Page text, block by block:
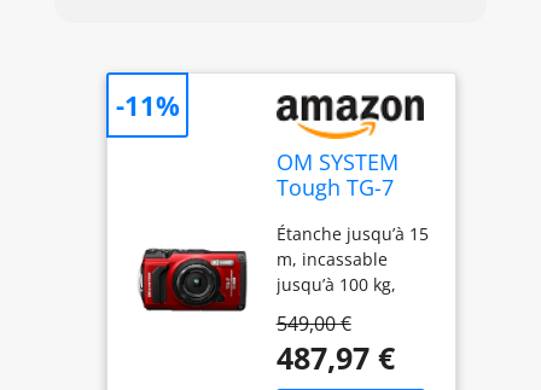
la batterie à
l’intérieur de
l’appareil photo
OM SYSTEM
Tough TG-7
Appareil Photo
Étanche 12 MP
et Vidéo 4K
Étanche jusqu’à 15
m, incassable
jusqu’à 100 kg,
température
jusqu’à -10 °C,
549,00 €
487,97 €
-11%